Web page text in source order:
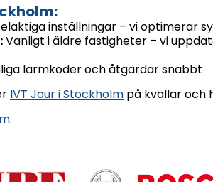
inställningar – vi optimerar
Vanligt i äldre fastigheter – vi
larmkoder och åtgärdar snabbt
IVT Jour i Stockholm på kvällar och
.